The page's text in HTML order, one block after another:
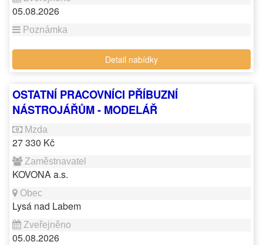
05.08.2026
Detail nabídky
OSTATNÍ PRACOVNÍCI PŘÍBUZNÍ
NÁSTROJÁŘŮM - MODELÁŘ
27 330 Kč
KOVONA a.s.
Lysá nad Labem
05.08.2026